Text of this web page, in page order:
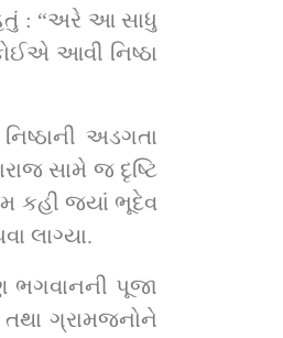
: “અરે આ સાધુ
અડગતા
સામે જ દૃષ્ટિ
કહી જ્યાં ભૂદેવ
લાગ્યા.
ભગવાનની પૂજા
ગ્રામજનોને